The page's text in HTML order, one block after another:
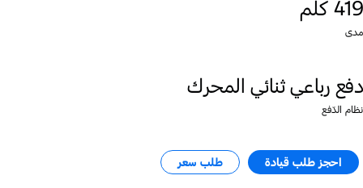
419 كلم
مدى
دفع رباعي ثنائي المحرك
نظام الدّفع
احجز طلب قيادة​ طلب سعر​